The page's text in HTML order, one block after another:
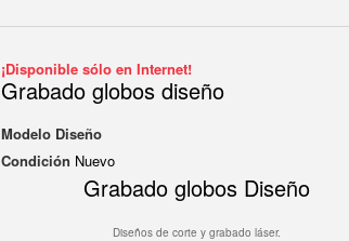
¡Disponible sólo en Internet!
Grabado globos diseño
Modelo Diseño
Condición Nuevo
Grabado globos Diseño
Diseños de corte y grabado láser.